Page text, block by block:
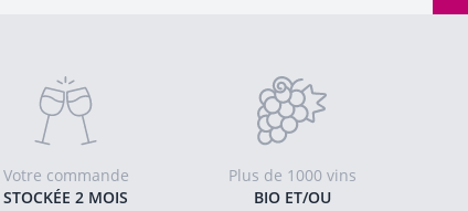
STOCKÉE 2 MOIS
Votre commande
BIO ET/OU
Plus de 1000 vins